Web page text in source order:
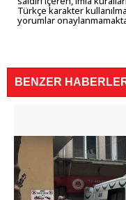
Türkçe karakter
yorumlar
BENZER